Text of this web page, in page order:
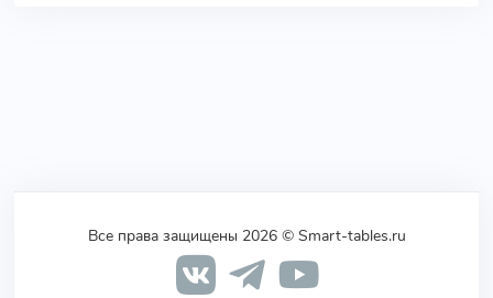
Все права защищены 2026 © Smart-tables.ru